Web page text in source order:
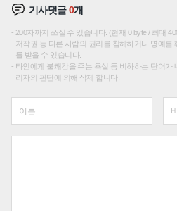
기사댓글0개
200자까지 쓰실 수 있습니다. (현재 0 byte / 최대
저작권 등 다른 사람의 권리를 침해하거나 명예를
를 받을 수 있습니다.
타인에게 불쾌감을 주는 욕설 등 비하하는 단어가
리자의 판단에 의해 삭제 합니다.